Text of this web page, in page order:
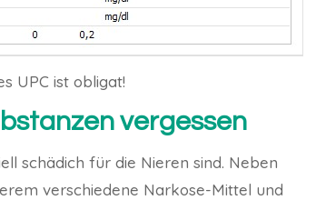
UPC ist obligat!
vergessen
schädich für die Nieren sind. Neben
verschiedene Narkose-Mittel und